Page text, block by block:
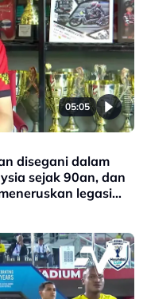
05:05
disegani dalam
sejak 90an, dan
legasi